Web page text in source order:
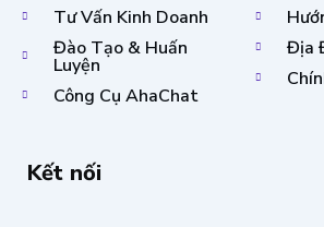
Tư Vấn Kinh Doanh
Đào Tạo & Huấn
Luyện
Công Cụ AhaChat
Địa
Kết nối